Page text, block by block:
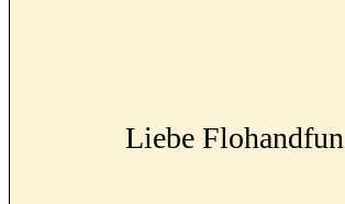
Liebe